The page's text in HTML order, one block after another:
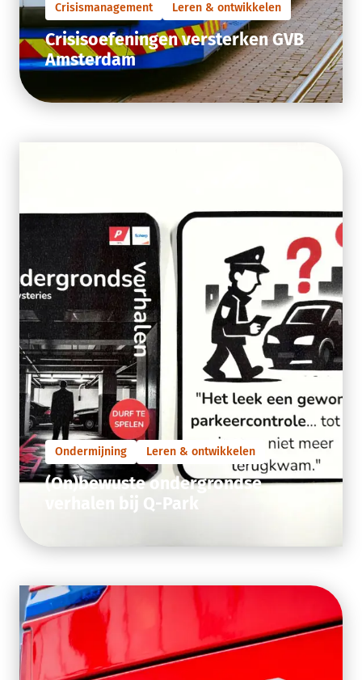
Crisismanagement Leren & ontwikkelen
Crisisoefeningen versterken GVB
Amsterdam
Ondermijning Leren & ontwikkelen
(On)bewuste ondergrondse
verhalen bij Q-Park